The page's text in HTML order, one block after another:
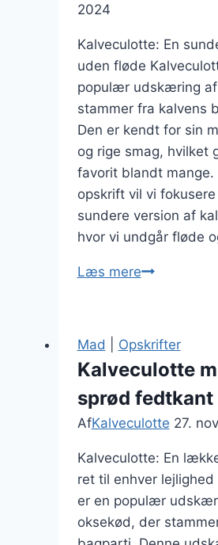
2024
Kalveculotte: En
uden fløde
populær udskæring
stammer fra kalvens
Den er kendt for sin
og rige smag, hvilket
favorit blandt mange.
opskrift vil vi
sundere version af
hvor vi undgår fløde
Læs mereKalveculotte
til
sundere
valg
Mad Opskrifter
Kalveculotte
sprød fedtkant
AfKalveculotte 27.
Kalveculotte: En
ret til enhver lejlighed
er en populær
oksekød, der